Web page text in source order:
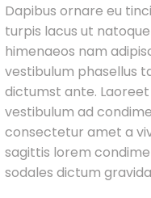
Dapibus ornare eu
turpis lacus ut
himenaeos nam
vestibulum phasellus
dictumst ante.
vestibulum ad
consectetur amet a
sagittis lorem
sodales dictum